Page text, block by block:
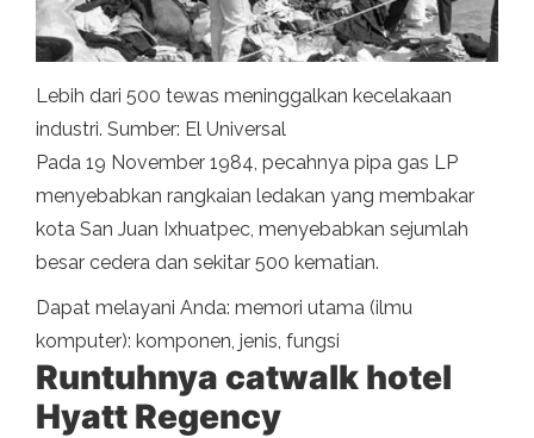
Lebih dari 500 tewas meninggalkan kecelakaan
industri. Sumber: El Universal
Pada 19 November 1984, pecahnya pipa gas LP
menyebabkan rangkaian ledakan yang membakar
kota San Juan Ixhuatpec, menyebabkan sejumlah
besar cedera dan sekitar 500 kematian.
Dapat melayani Anda: memori utama (ilmu
komputer): komponen, jenis, fungsi
Runtuhnya catwalk hotel
Hyatt Regency